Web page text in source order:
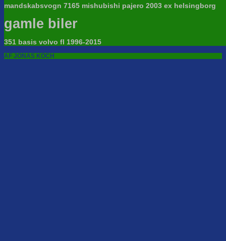
mandskabsvogn 7165 mishubishi pajero 2003 ex helsingborg
gamle biler
351 basis volvo fl 1996-2015
AF JONAS KOCH